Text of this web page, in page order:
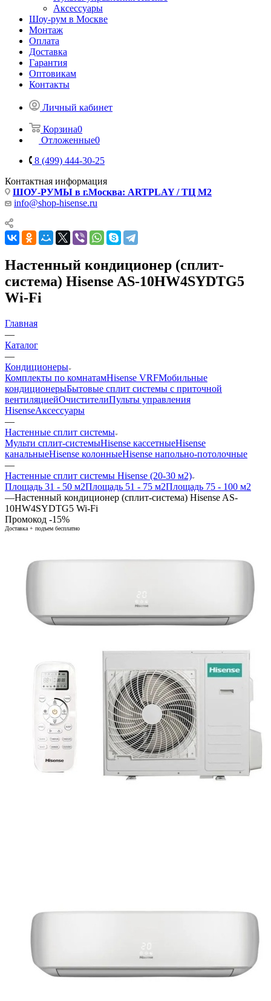
Аксессуары
Шоу-рум в Москве
Монтаж
Оплата
Доставка
Гарантия
Оптовикам
Контакты
Личный кабинет
Корзина0
Отложенные0
8 (499) 444-30-25
Контактная информация
ШОУ-РУМЫ в г.Москва: ARTPLAY / ТЦ М2
info@shop-hisense.ru
Настенный кондиционер (сплит-
система) Hisense AS-10HW4SYDTG5
Wi-Fi
Главная
—
Каталог
—
Кондиционеры
Комплекты по комнатамHisense VRFМобильные
кондиционерыБытовые сплит системы с приточной
вентиляциейОчистителиПульты управления
HisenseАксессуары
—
Настенные сплит системы
Мульти сплит-системыHisense кассетныеHisense
канальныеHisense колонныеHisense напольно-потолочные
—
Настенные сплит системы Hisense (20-30 м2)
Площадь 31 - 50 м2Площадь 51 - 75 м2Площадь 75 - 100 м2
—Настенный кондиционер (сплит-система) Hisense AS-
10HW4SYDTG5 Wi-Fi
Промокод -15%
Доставка + подъем бесплатно